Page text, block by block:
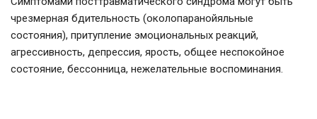
чрезмерная бдительность (околопаранойяльные
состояния), притупление эмоциональных реакций,
агрессивность, депрессия, ярость, общее неспокойное
состояние, бессонница, нежелательные воспоминания.